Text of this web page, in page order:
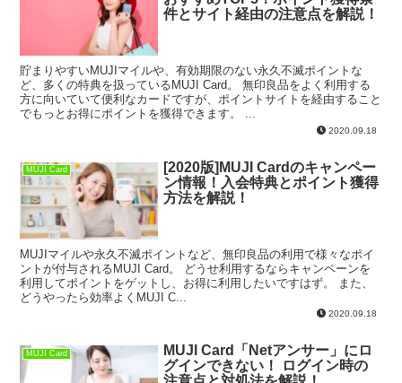
件とサイト経由の注意点を解説！
貯まりやすいMUJIマイルや、有効期限のない永久不滅ポイントな
ど、多くの特典を扱っているMUJI Card。 無印良品をよく利用する
方に向いていて便利なカードですが、ポイントサイトを経由すること
でもっとお得にポイントを獲得できます。 ...
2020.09.18
MUJI Card
[2020版]MUJI Cardのキャンペー
ン情報！入会特典とポイント獲得
方法を解説！
MUJIマイルや永久不滅ポイントなど、無印良品の利用で様々なポイ
ントが付与されるMUJI Card。 どうせ利用するならキャンペーンを
利用してポイントをゲットし、お得に利用したいですはず。 また、
どうやったら効率よくMUJI C...
2020.09.18
MUJI Card
MUJI Card「Netアンサー」にロ
グインできない！ ログイン時の